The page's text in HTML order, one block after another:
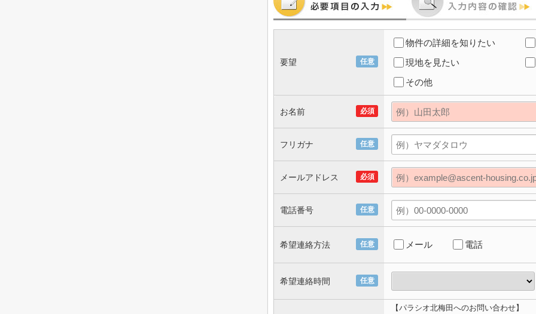
任意
要望
物件の詳細を知りたい
現地を見たい
その他
必須
お名前
任意
フリガナ
必須
メールアドレス
任意
電話番号
任意
希望連絡方法 メール 電話
任意
希望連絡時間
【パラシオ北梅田へのお問い合わせ】